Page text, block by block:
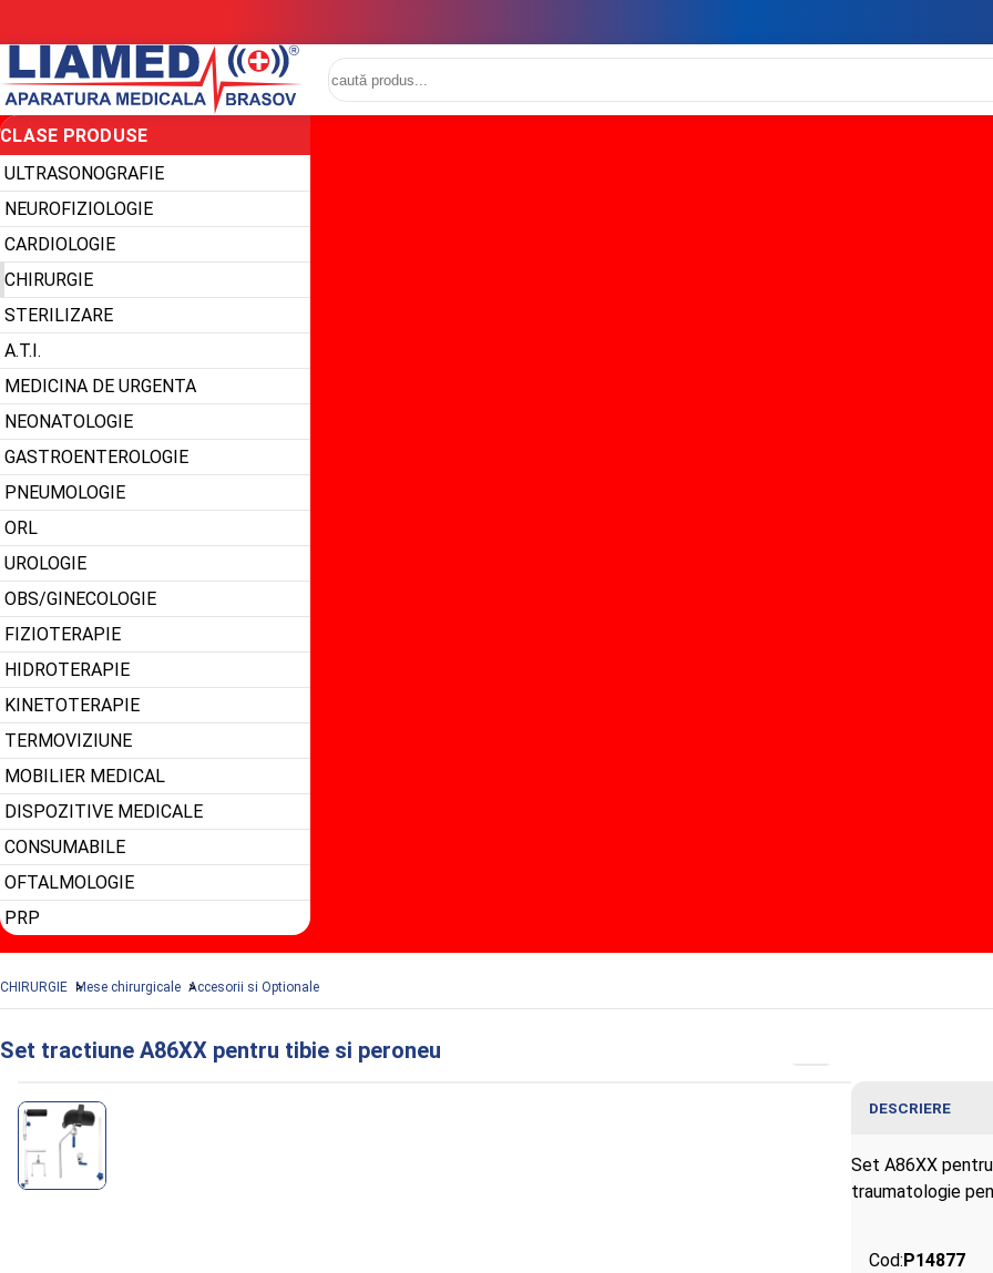
CLASE PRODUSE
ULTRASONOGRAFIE
NEUROFIZIOLOGIE
CARDIOLOGIE
CHIRURGIE
STERILIZARE
A.T.I.
MEDICINA DE URGENTA
NEONATOLOGIE
GASTROENTEROLOGIE
PNEUMOLOGIE
ORL
UROLOGIE
OBS/GINECOLOGIE
FIZIOTERAPIE
HIDROTERAPIE
KINETOTERAPIE
TERMOVIZIUNE
MOBILIER MEDICAL
DISPOZITIVE MEDICALE
CONSUMABILE
OFTALMOLOGIE
PRP
CHIRURGIE Mese chirurgicale Accesorii si Optionale
Set tractiune A86XX pentru tibie si peroneu
DESCRIERE
Set A86XX
traumatologie
Cod: P14877